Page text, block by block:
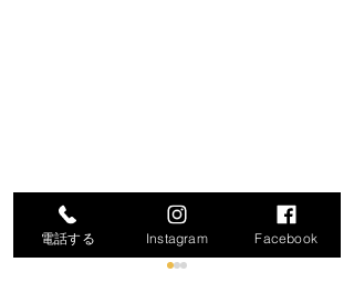
電話する Instagram Facebook